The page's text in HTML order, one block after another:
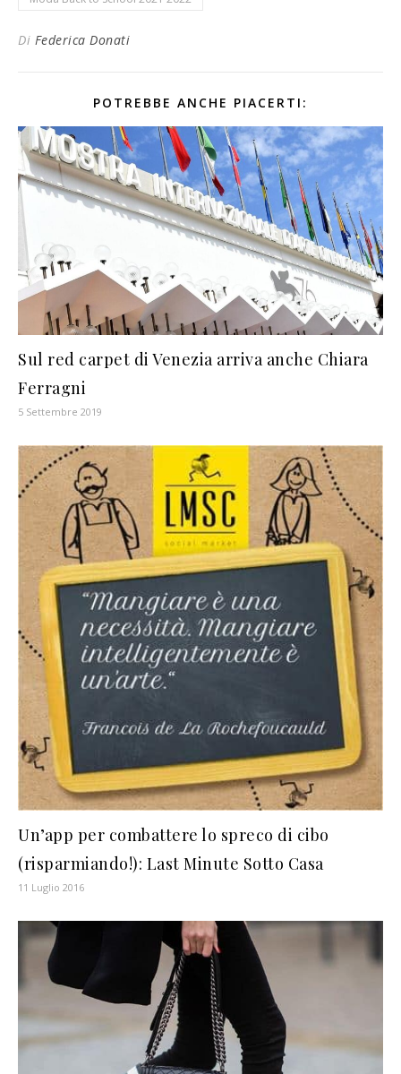
Di Federica Donati
POTREBBE ANCHE PIACERTI:
Sul red carpet di Venezia arriva anche Chiara
Ferragni
5 Settembre 2019
Un’app per combattere lo spreco di cibo
(risparmiando!): Last Minute Sotto Casa
11 Luglio 2016